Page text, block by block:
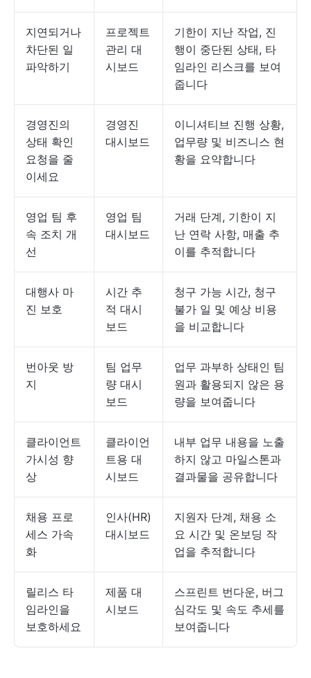
지연되거나
차단된 일
파악하기
프로젝트
관리 대
시보드
기한이 지난 작업, 진
행이 중단된 상태, 타
임라인 리스크를 보여
줍니다
경영진의
상태 확인
요청을 줄
이세요
경영진
대시보드
이니셔티브 진행 상황,
업무량 및 비즈니스 현
황을 요약합니다
영업 팀 후
속 조치 개
선
영업 팀
대시보드
거래 단계, 기한이 지
난 연락 사항, 매출 추
이를 추적합니다
대행사 마
진 보호
시간 추
적 대시
보드
청구 가능 시간, 청구
불가 일 및 예상 비용
을 비교합니다
번아웃 방
지
팀 업무
량 대시
보드
업무 과부하 상태인 팀
원과 활용되지 않은 용
량을 보여줍니다
클라이언트
가시성 향
상
클라이언
트용 대
시보드
내부 업무 내용을 노출
하지 않고 마일스톤과
결과물을 공유합니다
채용 프로
세스 가속
화
인사(HR)
대시보드
지원자 단계, 채용 소
요 시간 및 온보딩 작
업을 추적합니다
릴리스 타
임라인을
보호하세요
제품 대
시보드
스프린트 번다운, 버그
심각도 및 속도 추세를
보여줍니다